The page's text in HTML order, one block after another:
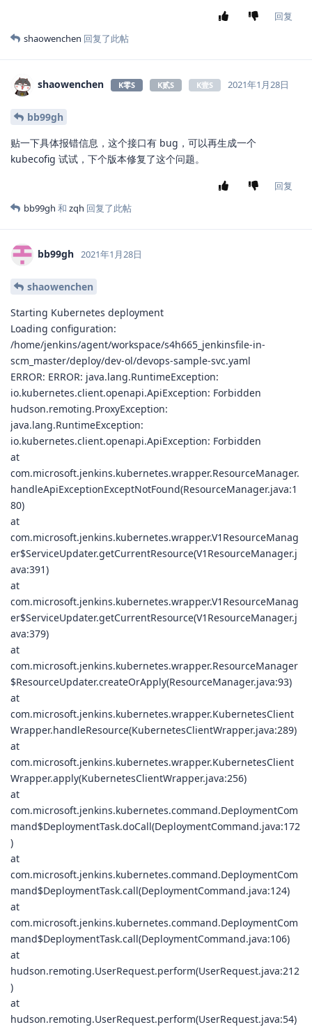
回复
shaowenchen 回复了此帖
shaowenchen K零S K贰S K壹S 2021年1月28日
bb99gh
贴一下具体报错信息，这个接口有 bug，可以再生成一个
kubecofig 试试，下个版本修复了这个问题。
回复
bb99gh 和 zqh 回复了此帖
bb99gh 2021年1月28日
shaowenchen
Starting Kubernetes deployment
Loading configuration:
/home/jenkins/agent/workspace/s4h665_jenkinsfile-in-
scm_master/deploy/dev-ol/devops-sample-svc.yaml
ERROR: ERROR: java.lang.RuntimeException:
io.kubernetes.client.openapi.ApiException: Forbidden
hudson.remoting.ProxyException:
java.lang.RuntimeException:
io.kubernetes.client.openapi.ApiException: Forbidden
at
com.microsoft.jenkins.kubernetes.wrapper.ResourceManager.
handleApiExceptionExceptNotFound(ResourceManager.java:1
80)
at
com.microsoft.jenkins.kubernetes.wrapper.V1ResourceManag
er$ServiceUpdater.getCurrentResource(V1ResourceManager.j
ava:391)
at
com.microsoft.jenkins.kubernetes.wrapper.V1ResourceManag
er$ServiceUpdater.getCurrentResource(V1ResourceManager.j
ava:379)
at
com.microsoft.jenkins.kubernetes.wrapper.ResourceManager
$ResourceUpdater.createOrApply(ResourceManager.java:93)
at
com.microsoft.jenkins.kubernetes.wrapper.KubernetesClient
Wrapper.handleResource(KubernetesClientWrapper.java:289)
at
com.microsoft.jenkins.kubernetes.wrapper.KubernetesClient
Wrapper.apply(KubernetesClientWrapper.java:256)
at
com.microsoft.jenkins.kubernetes.command.DeploymentCom
mand$DeploymentTask.doCall(DeploymentCommand.java:172
)
at
com.microsoft.jenkins.kubernetes.command.DeploymentCom
mand$DeploymentTask.call(DeploymentCommand.java:124)
at
com.microsoft.jenkins.kubernetes.command.DeploymentCom
mand$DeploymentTask.call(DeploymentCommand.java:106)
at
hudson.remoting.UserRequest.perform(UserRequest.java:212
)
at
hudson.remoting.UserRequest.perform(UserRequest.java:54)